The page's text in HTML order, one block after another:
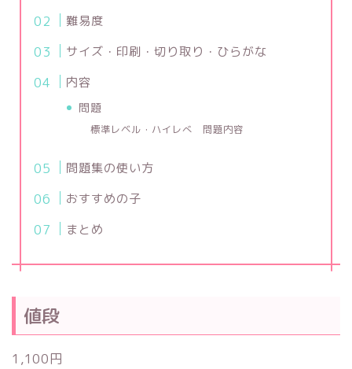
難易度
サイズ・印刷・切り取り・ひらがな
内容
問題
標準レベル・ハイレべ 問題内容
問題集の使い方
おすすめの子
まとめ
値段
1,100円